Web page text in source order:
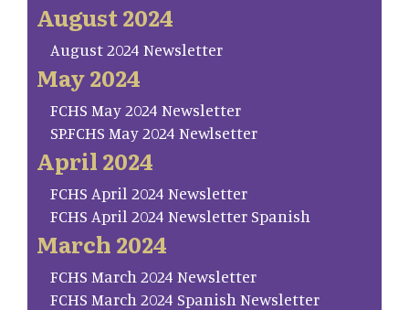
August 2024
August 2024 Newsletter
May 2024
FCHS May 2024 Newsletter
SP.FCHS May 2024 Newlsetter
April 2024
FCHS April 2024 Newsletter
FCHS April 2024 Newsletter Spanish
March 2024
FCHS March 2024 Newsletter
FCHS March 2024 Spanish Newsletter